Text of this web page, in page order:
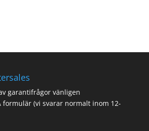
garantifrågor vänligen
formulär (vi svarar normalt inom 12-